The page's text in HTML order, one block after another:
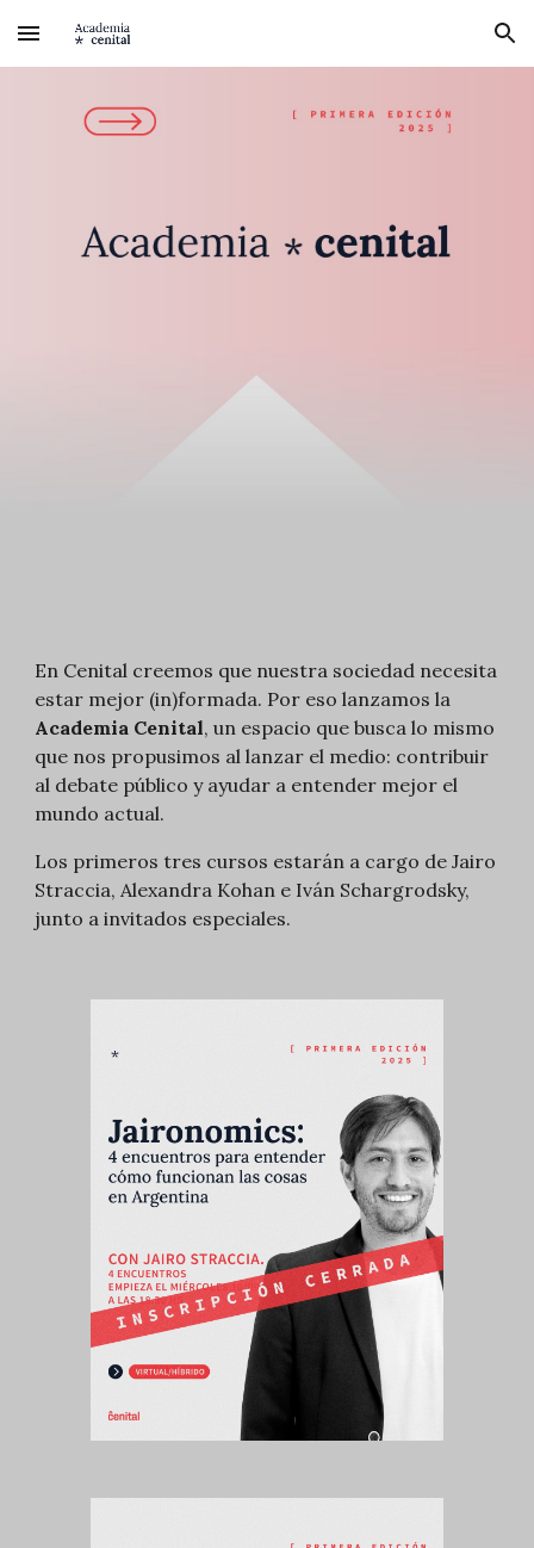
Skip to main content Skip to navigation
En Cenital creemos que nuestra sociedad necesita
estar mejor (in)formada. Por eso lanzamos la
Academia Cenital, un espacio que busca lo mismo
que nos propusimos al lanzar el medio: contribuir
al debate público y ayudar a entender mejor el
mundo actual.
Los primeros tres cursos estarán a cargo de Jairo
Straccia, Alexandra Kohan e Iván Schargrodsky,
junto a invitados especiales.